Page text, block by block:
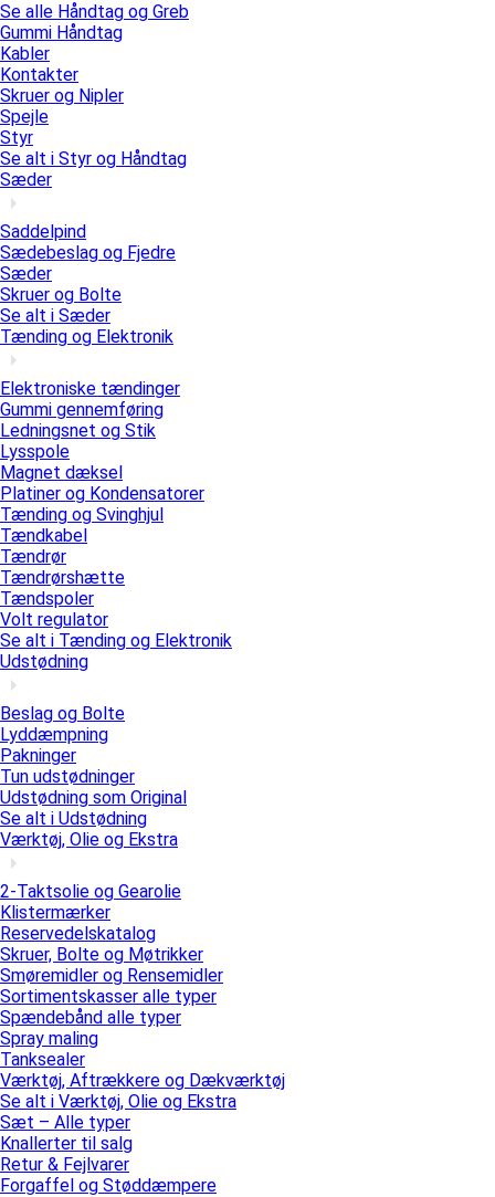
Se alle Håndtag og Greb
Gummi Håndtag
Kabler
Kontakter
Skruer og Nipler
Spejle
Styr
Se alt i Styr og Håndtag
Sæder
Saddelpind
Sædebeslag og Fjedre
Sæder
Skruer og Bolte
Se alt i Sæder
Tænding og Elektronik
Elektroniske tændinger
Gummi gennemføring
Ledningsnet og Stik
Lysspole
Magnet dæksel
Platiner og Kondensatorer
Tænding og Svinghjul
Tændkabel
Tændrør
Tændrørshætte
Tændspoler
Volt regulator
Se alt i Tænding og Elektronik
Udstødning
Beslag og Bolte
Lyddæmpning
Pakninger
Tun udstødninger
Udstødning som Original
Se alt i Udstødning
Værktøj, Olie og Ekstra
2-Taktsolie og Gearolie
Klistermærker
Reservedelskatalog
Skruer, Bolte og Møtrikker
Smøremidler og Rensemidler
Sortimentskasser alle typer
Spændebånd alle typer
Spray maling
Tanksealer
Værktøj, Aftrækkere og Dækværktøj
Se alt i Værktøj, Olie og Ekstra
Sæt – Alle typer
Knallerter til salg
Retur & Fejlvarer
Forgaffel og Støddæmpere